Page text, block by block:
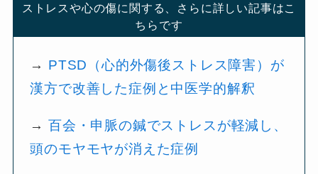
ストレスや心の傷に関する、さらに詳しい記事はこ
ちらです
→ PTSD（心的外傷後ストレス障害）が
漢方で改善した症例と中医学的解釈
→百会・申脈の鍼でストレスが軽減し、
頭のモヤモヤが消えた症例